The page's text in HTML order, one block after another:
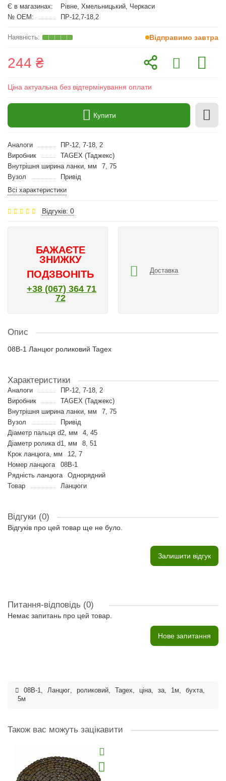
Є в магазинах:
Рівне, Хмельницький, Черкаси
№ OEM:
ПР-12,7-18,2
Відправимо завтра
244 ₴
Ціна актуальна без відтермінування оплати
Купити
Аналоги
ПР-12, 7-18, 2
Виробник
TAGEX (Таджекс)
Внутрішня ширина ланки, мм
7, 75
Вузол
Привід
Всі характеристики
Відгуків: 0
БАЖАЄТЕ
ЗНИЖКУ
ПОДЗВОНІТЬ
+38 (067) 364 71
72
Доставка
Опис
08B-1 Ланцюг роликовий Tagex
Характеристики
Аналоги
ПР-12, 7-18, 2
Виробник
TAGEX (Таджекс)
Внутрішня ширина ланки, мм
7, 75
Вузол
Привід
Діаметр пальця d2, мм
4, 45
Діаметр ролика d1, мм
8, 51
Крок ланцюга, мм
12, 7
Номер ланцюга
08B-1
Рядність ланцюга
Однорядний
Товар
Ланцюги
Відгуки (0)
Відгуків про цей товар ще не було.
Залишити відгук
Питання-відповідь (0)
Немає запитань про цей товар.
Нове запитання
08B-1, Ланцюг, роликовий, Tagex, ціна, за, 1м, бухта,
5м
Також вас можуть зацікавити